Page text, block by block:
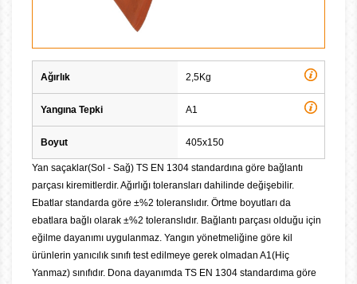
Ağırlık 2,5Kg
Yangına Tepki A1
Boyut 405x150
Yan saçaklar(Sol - Sağ) TS EN 1304 standardına göre bağlantı
parçası kiremitlerdir. Ağırlığı toleransları dahilinde değişebilir.
Ebatlar standarda göre ±%2 toleranslıdır. Örtme boyutları da
ebatlara bağlı olarak ±%2 toleranslıdır. Bağlantı parçası olduğu için
eğilme dayanımı uygulanmaz. Yangın yönetmeliğine göre kil
ürünlerin yanıcılık sınıfı test edilmeye gerek olmadan A1(Hiç
Yanmaz) sınıfıdır. Dona dayanımda TS EN 1304 standardıma göre